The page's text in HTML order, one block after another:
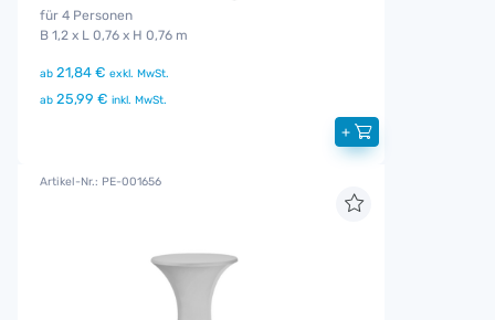
für 4 Personen
B 1,2 x L 0,76 x H 0,76 m
ab 21,84 € exkl. MwSt.
ab 25,99 € inkl. MwSt.
+
Artikel-Nr.: PE-001656